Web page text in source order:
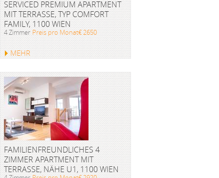
SERVICED PREMIUM APARTMENT
MIT TERRASSE, TYP COMFORT
FAMILY, 1100 WIEN
4 Zimmer Preis pro Monat€ 2650
MEHR
FAMILIENFREUNDLICHES 4
ZIMMER APARTMENT MIT
TERRASSE, NÄHE U1, 1100 WIEN